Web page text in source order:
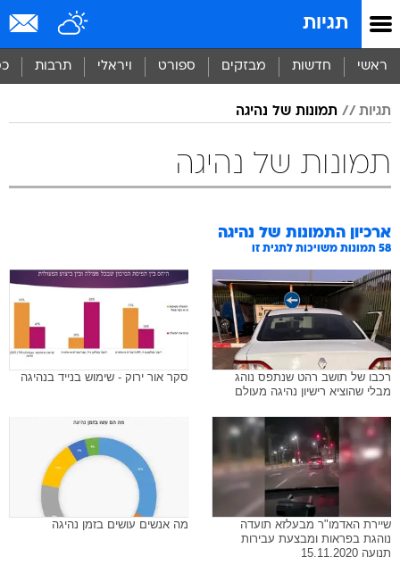
תגיות
ראשי חדשות מבזקים ספורט ויראלי תרבות
תגיות תמונות של נהיגה
תמונות של נהיגה
ארכיון התמונות של נהיגה
58 תמונות משויכות לתגית זו
רכבו של תושב רהט שנתפס נוהג
מבלי שהוציא רישיון נהיגה מעולם
סקר אור ירוק - שימוש בנייד בנהיגה
שיירת האדמו"ר מבעלזא תועדה
נוהגת בפראות ומבצעת עבירות
תנועה 15.11.2020
מה אנשים עושים בזמן נהיגה